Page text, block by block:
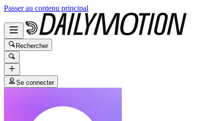
Passer au contenu principal
Rechercher
Se connecter